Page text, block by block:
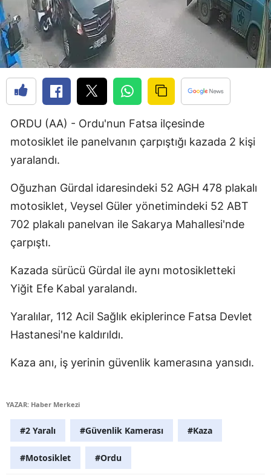
Bolu
Burdur
Bursa
Çanakkale
Çorum
Diyarbakır
Edirne
Erzincan
Eskişehir
Giresun
ORDU (AA) - Ordu'nun Fatsa ilçesinde
motosiklet ile panelvanın çarpıştığı kazada 2 kişi
yaralandı.
Oğuzhan Gürdal idaresindeki 52 AGH 478 plakalı
motosiklet, Veysel Güler yönetimindeki 52 ABT
702 plakalı panelvan ile Sakarya Mahallesi'nde
çarpıştı.
Kazada sürücü Gürdal ile aynı motosikletteki
Yiğit Efe Kabal yaralandı.
Yaralılar, 112 Acil Sağlık ekiplerince Fatsa Devlet
Hastanesi'ne kaldırıldı.
Kaza anı, iş yerinin güvenlik kamerasına yansıdı.
YAZAR: Haber Merkezi
#2 Yaralı #Güvenlik Kamerası #Kaza
#Motosiklet #Ordu